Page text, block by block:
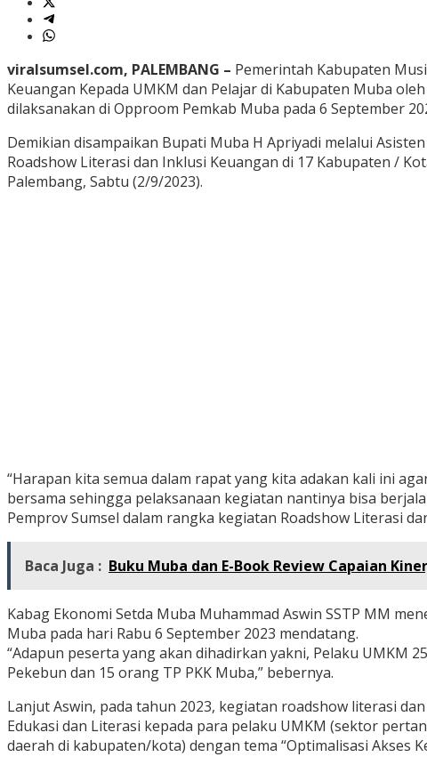
viralsumsel.com, PALEMBANG – Pemerintah Kabupaten
Keuangan Kepada UMKM dan Pelajar di Kabupaten Muba
dilaksanakan di Opproom Pemkab Muba pada 6 September
Demikian disampaikan Bupati Muba H Apriyadi melalui
Roadshow Literasi dan Inklusi Keuangan di 17 Kabupaten /
Palembang, Sabtu (2/9/2023).
“Harapan kita semua dalam rapat yang kita adakan kali ini
bersama sehingga pelaksanaan kegiatan nantinya bisa
Pemprov Sumsel dalam rangka kegiatan Roadshow Literasi
Baca Juga : Buku Muba dan E-Book Review Capaian
Kabag Ekonomi Setda Muba Muhammad Aswin SSTP MM
Muba pada hari Rabu 6 September 2023 mendatang.
“Adapun peserta yang akan dihadirkan yakni, Pelaku UMKM
Pekebun dan 15 orang TP PKK Muba,” bebernya.
Lanjut Aswin, pada tahun 2023, kegiatan roadshow literasi
Edukasi dan Literasi kepada para pelaku UMKM (sektor
daerah di kabupaten/kota) dengan tema “Optimalisasi Akses